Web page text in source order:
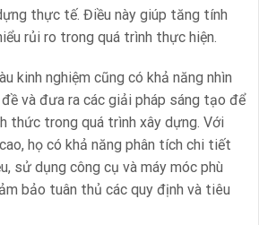
thực tế. Điều này giúp tăng tính
rủi ro trong quá trình thực hiện.
kinh nghiệm cũng có khả năng nhìn
và đưa ra các giải pháp sáng tạo để
thức trong quá trình xây dựng. Với
họ có khả năng phân tích chi tiết
sử dụng công cụ và máy móc phù
bảo tuân thủ các quy định và tiêu